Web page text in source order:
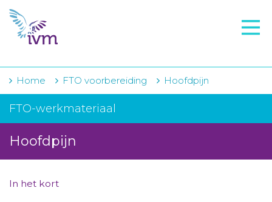
VMI
FTO voorbereiding
IVM-academie
Zorginstellingen
Over IVM
Home FTO voorbereiding Hoofdpijn
FTO-werkmateriaal
Hoofdpijn
In het kort